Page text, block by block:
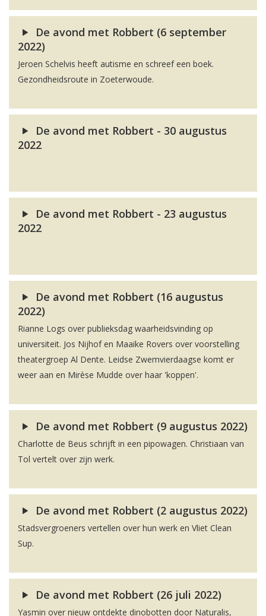
De avond met Robbert (6 september
2022)
Jeroen Schelvis heeft autisme en schreef een boek.
Gezondheidsroute in Zoeterwoude.
De avond met Robbert - 30 augustus
2022
De avond met Robbert - 23 augustus
2022
De avond met Robbert (16 augustus
2022)
Rianne Logs over publieksdag waarheidsvinding op
universiteit. Jos Nijhof en Maaike Rovers over voorstelling
theatergroep Al Dente. Leidse Zwemvierdaagse komt er
weer aan en Mirèse Mudde over haar 'koppen'.
De avond met Robbert (9 augustus 2022)
Charlotte de Beus schrijft in een pipowagen. Christiaan van
Tol vertelt over zijn werk.
De avond met Robbert (2 augustus 2022)
Stadsvergroeners vertellen over hun werk en Vliet Clean
Sup.
De avond met Robbert (26 juli 2022)
Yasmin over nieuw ontdekte dinobotten door Naturalis,